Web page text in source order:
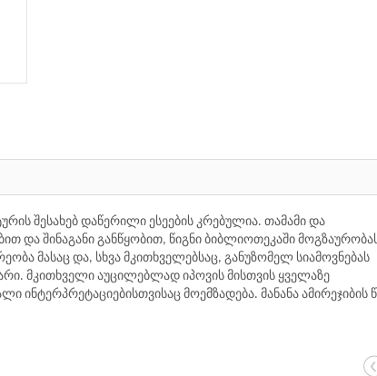
შესახებ დაწერილი ესეების კრებულია. თამამი და
შინაგანი განწყობით, წიგნი ბიბლიოთეკაში
მასაც და, სხვა მკითხველებსაც, განუზომელ სიამოვნებას
მკითხველი აუცილებლად იპოვის მისთვის ყველაზე
მოემზადება. მანანა ამირეჯიბის